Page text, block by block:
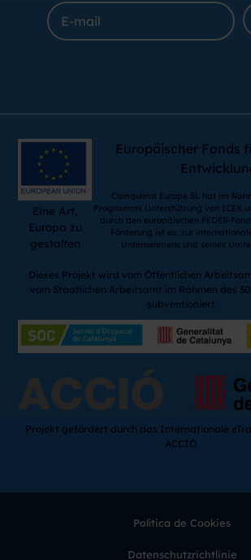
Eine Art,
Europa zu
gestalten
Europäischer Fonds
Comquima Europe SL hat im
Programms Unterstützung von ICEX
durch den europäischen FEDER-
Förderung ist es, zur
Unternehmens und seines
Dieses Projekt wird vom Öffentlichen
vom Staatlichen Arbeitsamt im Rahmen des
subventioniert.
Projekt gefördert durch das Internationale
ACCIÓ.
Política de Cookies
Datenschutzrichtlinie